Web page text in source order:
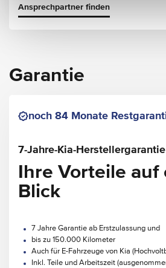
Ansprechpartner finden
Garantie
noch 84 Monate
7-Jahre-Kia-Herstellergarantie
Ihre Vorteile auf
Blick
7 Jahre Garantie ab Erstzulassung und
bis zu 150.000 Kilometer
Auch für E-Fahrzeuge von Kia
Inkl. Teile und Arbeitszeit